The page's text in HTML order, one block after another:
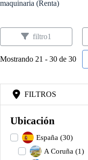
maquinaria (Renta)
filtro1
Mostrando 21 - 30 de 30
FILTROS
Ubicación
España (30)
A Coruña (1)